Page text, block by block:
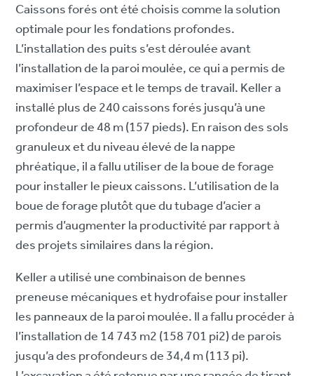
Caissons forés ont été choisis comme la solution
optimale pour les fondations profondes.
L’installation des puits s’est déroulée avant
l’installation de la paroi moulée, ce qui a permis de
maximiser l’espace et le temps de travail. Keller a
installé plus de 240 caissons forés jusqu’à une
profondeur de 48 m (157 pieds). En raison des sols
granuleux et du niveau élevé de la nappe
phréatique, il a fallu utiliser de la boue de forage
pour installer le pieux caissons. L’utilisation de la
boue de forage plutôt que du tubage d’acier a
permis d’augmenter la productivité par rapport à
des projets similaires dans la région.
Keller a utilisé une combinaison de bennes
preneuse mécaniques et hydrofaise pour installer
les panneaux de la paroi moulée. Il a fallu procéder à
l’installation de 14 743 m2 (158 701 pi2) de parois
jusqu’a des profondeurs de 34,4 m (113 pi).